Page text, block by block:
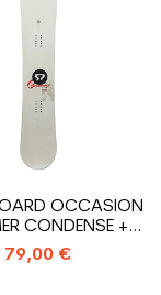
OCCASION
CONDENSE +
COQUE
79,00 €